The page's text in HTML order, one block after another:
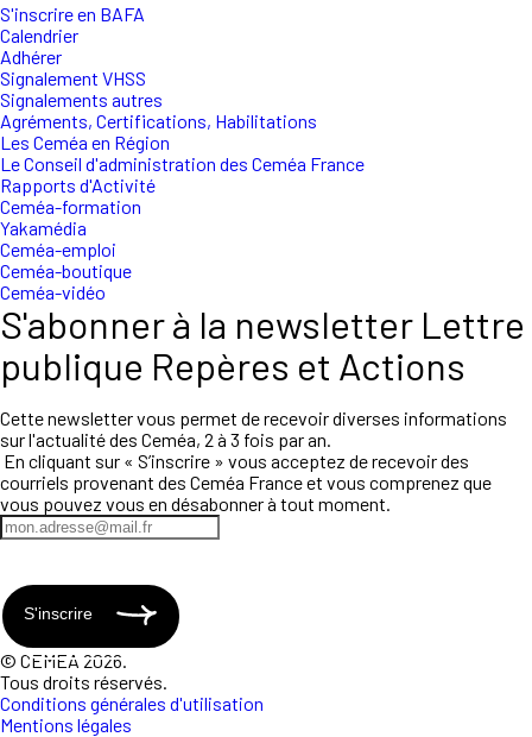
S'inscrire en BAFA
Calendrier
Adhérer
Signalement VHSS
Signalements autres
Agréments, Certifications, Habilitations
Les Ceméa en Région
Le Conseil d'administration des Ceméa France
Rapports d'Activité
Ceméa-formation
Yakamédia
Ceméa-emploi
Ceméa-boutique
Ceméa-vidéo
S'abonner à la newsletter Lettre
publique Repères et Actions
Cette newsletter vous permet de recevoir diverses informations
sur l'actualité des Ceméa, 2 à 3 fois par an.
En cliquant sur « S’inscrire » vous acceptez de recevoir des
courriels provenant des Ceméa France et vous comprenez que
vous pouvez vous en désabonner à tout moment.
S'inscrire
© CEMEA 2026.
Tous droits réservés.
Conditions générales d'utilisation
Mentions légales